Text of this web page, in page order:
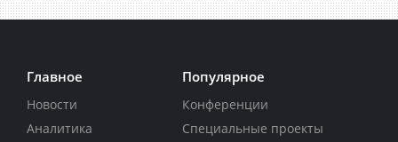
Главное
Новости
Аналитика
Популярное
Конференции
Специальные проекты